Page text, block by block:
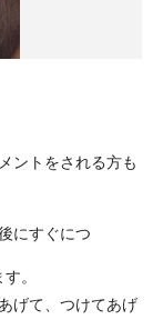
ントをされる方も
にすぐにつ
。
げて、つけてあげ